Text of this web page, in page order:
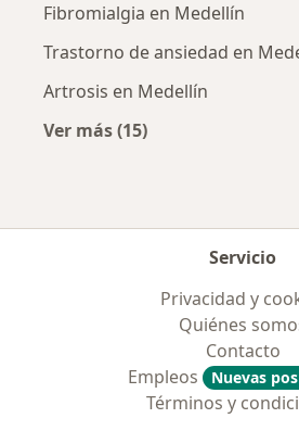
Fibromialgia en Medellín
Trastorno de ansiedad en
Artrosis en Medellín
Ver más (15)
Servicio
Privacidad y
Quiénes
Contacto
Empleos
Nuevas
Términos y